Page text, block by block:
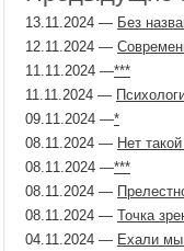
13.11.2024 — Без
12.11.2024 —
11.11.2024 —​***
11.11.2024 —
09.11.2024 —​*
08.11.2024 — Нет
08.11.2024 —​***
08.11.2024 —
08.11.2024 — Точка
04.11.2024 — Ехали мы